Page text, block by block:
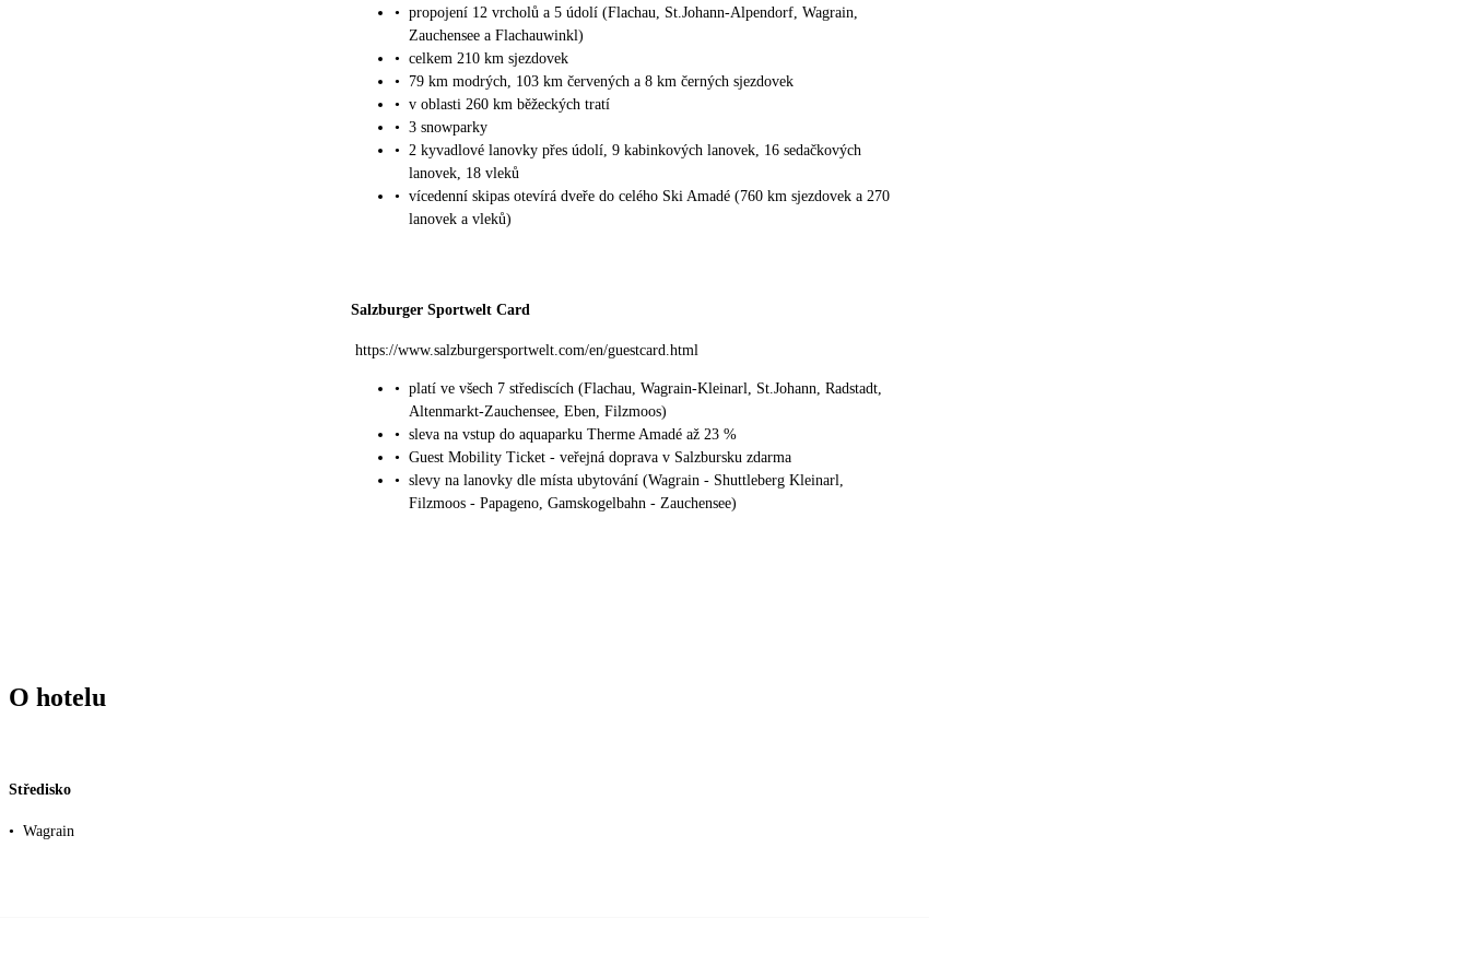
• propojení 12 vrcholů a 5 údolí (Flachau, St.Johann-Alpendorf, Wagrain,
Zauchensee a Flachauwinkl)
• celkem 210 km sjezdovek
•
79 km modrých, 103 km červených a 8 km černých sjezdovek
• v oblasti 260 km běžeckých tratí
• 3 snowparky
• 2 kyvadlové lanovky přes údolí, 9 kabinkových lanovek, 16 sedačkových
lanovek, 18 vleků
• vícedenní skipas otevírá dveře do celého Ski Amadé (760 km sjezdovek a 270
lanovek a vleků)
Salzburger Sportwelt Card
https://www.salzburgersportwelt.com/en/guestcard.html
• platí ve všech 7 střediscích (Flachau, Wagrain-Kleinarl, St.Johann, Radstadt,
Altenmarkt-Zauchensee, Eben, Filzmoos)
• sleva na vstup do aquaparku Therme Amadé až 23 %
• Guest Mobility Ticket - veřejná doprava v Salzbursku zdarma
• slevy na lanovky dle místa ubytování (Wagrain - Shuttleberg Kleinarl,
Filzmoos - Papageno, Gamskogelbahn - Zauchensee)
O hotelu
Středisko
• Wagrain